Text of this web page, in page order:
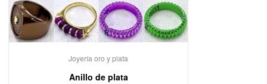
Joyería oro y plata
Anillo de plata